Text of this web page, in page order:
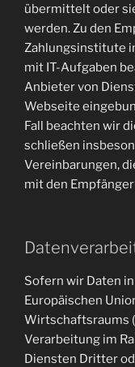
übermittelt oder
werden. Zu den
Zahlungsinstitute
mit IT-Aufgaben
Anbieter von
Webseite
Fall beachten wir
schließen
Vereinbarungen,
mit den
Sofern wir Daten
Europäischen
Wirtschaftsraums
Verarbeitung im
Diensten Dritter